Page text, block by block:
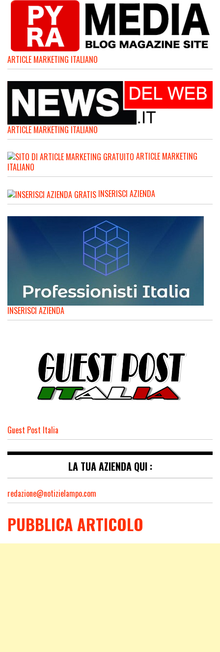
ARTICLE MARKETING ITALIANO
ARTICLE MARKETING ITALIANO
ARTICLE MARKETING
ITALIANO
INSERISCI AZIENDA
INSERISCI AZIENDA
Guest Post Italia
LA TUA AZIENDA QUI :
redazione@notizielampo.com
PUBBLICA ARTICOLO